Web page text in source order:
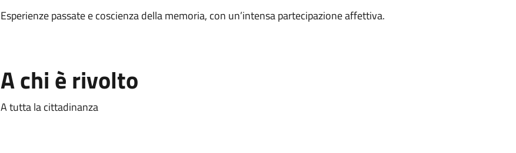
Esperienze passate e coscienza della memoria, con un’intensa partecipazione affettiva.
A chi è rivolto
A tutta la cittadinanza